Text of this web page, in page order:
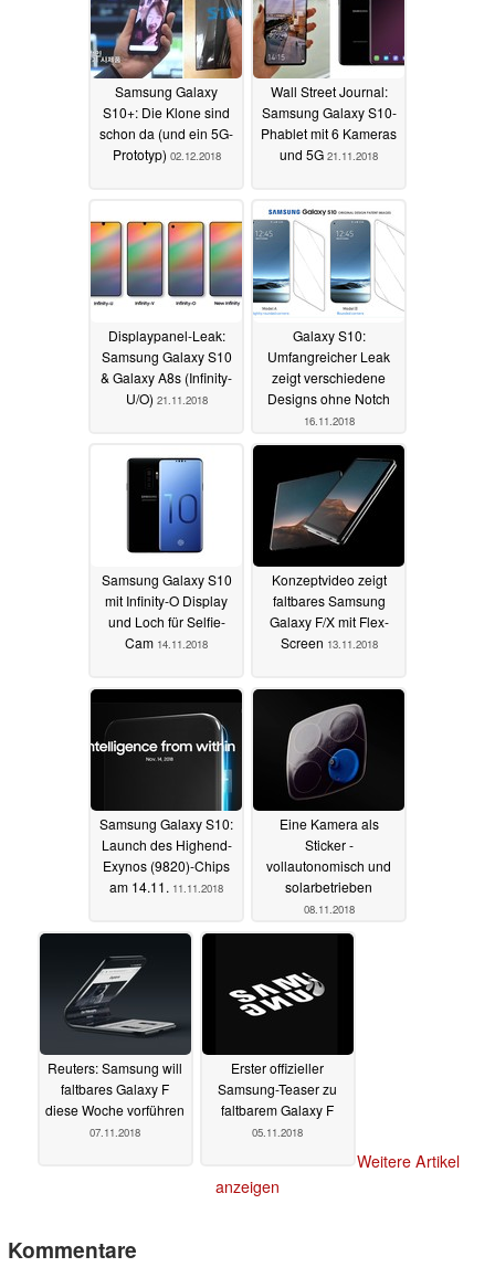
Samsung Galaxy
S10+: Die Klone sind
schon da (und ein 5G-
Prototyp) 02.12.2018
Wall Street Journal:
Samsung Galaxy S10-
Phablet mit 6 Kameras
und 5G 21.11.2018
Displaypanel-Leak:
Samsung Galaxy S10
& Galaxy A8s (Infinity-
U/O) 21.11.2018
Galaxy S10:
Umfangreicher Leak
zeigt verschiedene
Designs ohne Notch
16.11.2018
Samsung Galaxy S10
mit Infinity-O Display
und Loch für Selfie-
Cam 14.11.2018
Konzeptvideo zeigt
faltbares Samsung
Galaxy F/X mit Flex-
Screen 13.11.2018
Samsung Galaxy S10:
Launch des Highend-
Exynos (9820)-Chips
am 14.11. 11.11.2018
Eine Kamera als
Sticker -
vollautonomisch und
solarbetrieben
08.11.2018
Reuters: Samsung will
faltbares Galaxy F
diese Woche vorführen
07.11.2018
Erster offizieller
Samsung-Teaser zu
faltbarem Galaxy F
05.11.2018
Weitere Artikel
anzeigen
Kommentare